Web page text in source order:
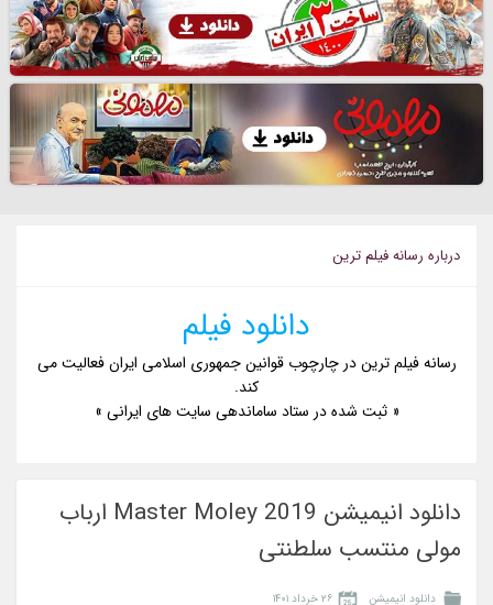
درباره رسانه فيلم ترين
دانلود فیلم
رسانه فیلم ترین در چارچوب قوانین جمهوری اسلامی ایران فعالیت می
کند.
« ثبت شده در ستاد ساماندهی سایت های ایرانی »
دانلود انیمیشن Master Moley 2019 ارباب
مولی منتسب سلطنتی
دانلود انیمیشن ۲۶ خرداد ۱۴۰۱